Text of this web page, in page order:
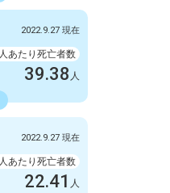
死亡者数
1人
249人
2022.9.27 現在
あたり死亡者数
39.38 人
死亡者数
0人
522人
2022.9.27 現在
あたり死亡者数
22.41 人